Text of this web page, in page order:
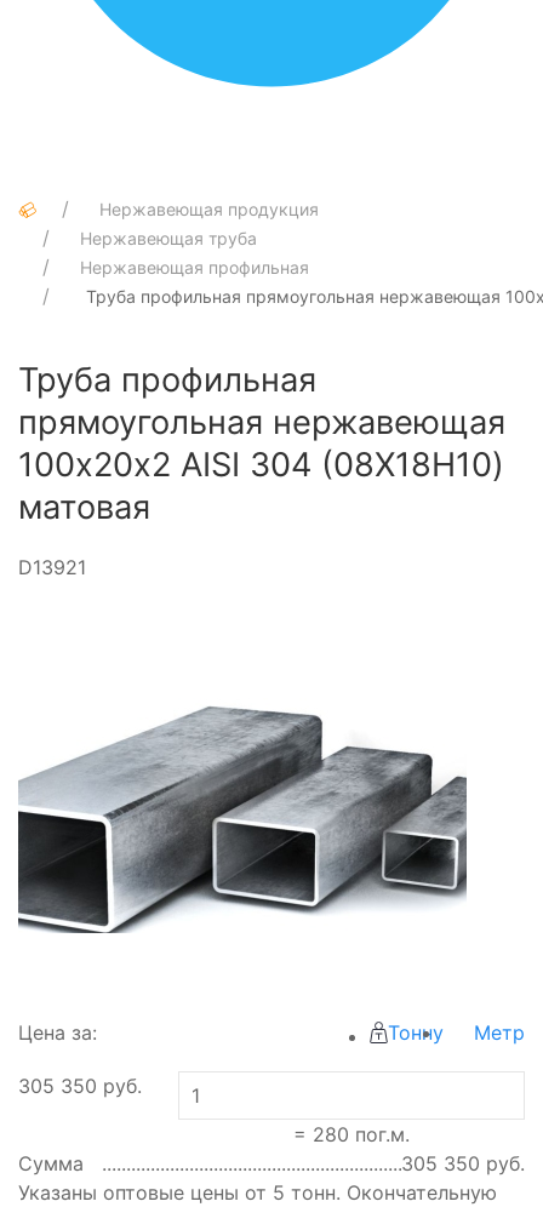
Нержавеющая продукция
Нержавеющая труба
Нержавеющая профильная
Труба профильная прямоугольная нержавеющая
Труба профильная
прямоугольная нержавеющая
100х20х2 AISI 304 (08Х18Н10)
матовая
D13921
Цена за: Тонну Метр
305 350 руб.
= 280 пог.м.
Сумма
305 350 руб.
Указаны оптовые цены от 5 тонн. Окончательную